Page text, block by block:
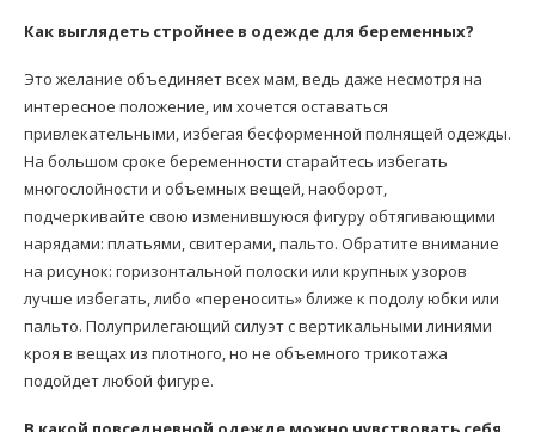
Как выглядеть стройнее в одежде для беременных?
Это желание объединяет всех мам, ведь даже несмотря на
интересное положение, им хочется оставаться
привлекательными, избегая бесформенной полнящей одежды.
На большом сроке беременности старайтесь избегать
многослойности и объемных вещей, наоборот,
подчеркивайте свою изменившуюся фигуру обтягивающими
нарядами: платьями, свитерами, пальто. Обратите внимание
на рисунок: горизонтальной полоски или крупных узоров
лучше избегать, либо «переносить» ближе к подолу юбки или
пальто. Полуприлегающий силуэт с вертикальными линиями
кроя в вещах из плотного, но не объемного трикотажа
подойдет любой фигуре.